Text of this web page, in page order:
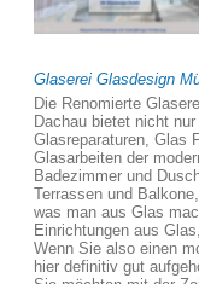
Glaserei Glasdesign
Die Renomierte
Dachau bietet nicht
Glasreparaturen, Glas
Glasarbeiten der
Badezimmer und
Terrassen und
was man aus Glas
Einrichtungen aus
Wenn Sie also einen
hier definitiv gut